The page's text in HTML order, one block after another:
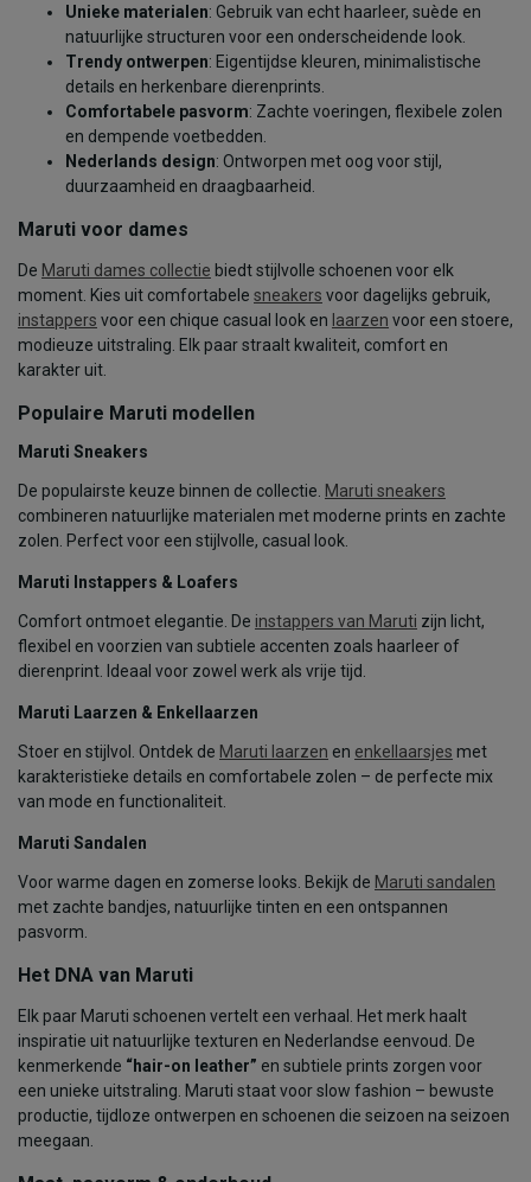
Unieke materialen: Gebruik van echt haarleer, suède en
natuurlijke structuren voor een onderscheidende look.
Trendy ontwerpen: Eigentijdse kleuren, minimalistische
details en herkenbare dierenprints.
Comfortabele pasvorm: Zachte voeringen, flexibele zolen
en dempende voetbedden.
Nederlands design: Ontworpen met oog voor stijl,
duurzaamheid en draagbaarheid.
Maruti voor dames
De Maruti dames collectie biedt stijlvolle schoenen voor elk
moment. Kies uit comfortabele sneakers voor dagelijks gebruik,
instappers voor een chique casual look en laarzen voor een stoere,
modieuze uitstraling. Elk paar straalt kwaliteit, comfort en
karakter uit.
Populaire Maruti modellen
Maruti Sneakers
De populairste keuze binnen de collectie. Maruti sneakers
combineren natuurlijke materialen met moderne prints en zachte
zolen. Perfect voor een stijlvolle, casual look.
Maruti Instappers & Loafers
Comfort ontmoet elegantie. De instappers van Maruti zijn licht,
flexibel en voorzien van subtiele accenten zoals haarleer of
dierenprint. Ideaal voor zowel werk als vrije tijd.
Maruti Laarzen & Enkellaarzen
Stoer en stijlvol. Ontdek de Maruti laarzen en enkellaarsjes met
karakteristieke details en comfortabele zolen – de perfecte mix
van mode en functionaliteit.
Maruti Sandalen
Voor warme dagen en zomerse looks. Bekijk de Maruti sandalen
met zachte bandjes, natuurlijke tinten en een ontspannen
pasvorm.
Het DNA van Maruti
Elk paar Maruti schoenen vertelt een verhaal. Het merk haalt
inspiratie uit natuurlijke texturen en Nederlandse eenvoud. De
kenmerkende “hair-on leather” en subtiele prints zorgen voor
een unieke uitstraling. Maruti staat voor slow fashion – bewuste
productie, tijdloze ontwerpen en schoenen die seizoen na seizoen
meegaan.